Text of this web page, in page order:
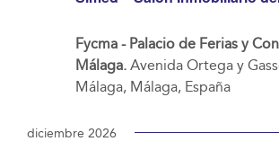
Fycma - Palacio de Ferias y
Málaga. Avenida Ortega y
Málaga, Málaga, España
diciembre 2026